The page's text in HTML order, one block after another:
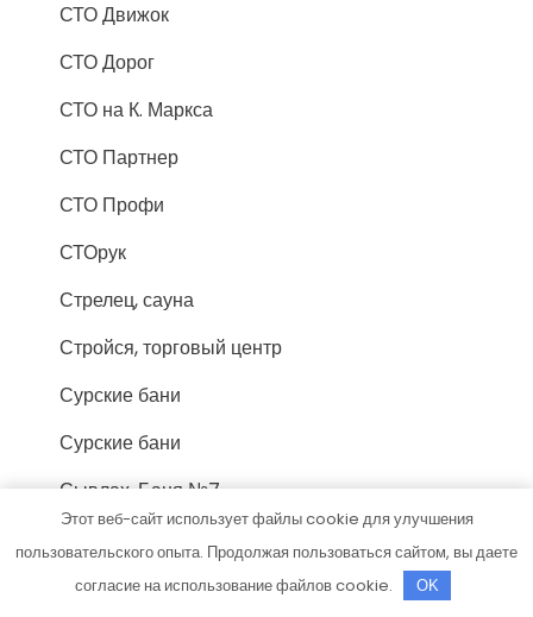
СТО Движок
СТО Дорог
СТО на К. Маркса
СТО Партнер
СТО Профи
СТОрук
Стрелец, сауна
Стройся, торговый центр
Сурские бани
Сурские бани
Сывлах, Баня №7
Теремок, баня
Этот веб-сайт использует файлы cookie для улучшения
пользовательского опыта. Продолжая пользоваться сайтом, вы даете
согласие на использование файлов cookie.
OK